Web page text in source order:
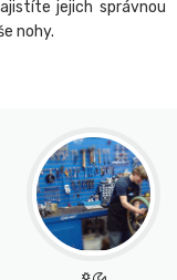
jejich správnou
nohy.